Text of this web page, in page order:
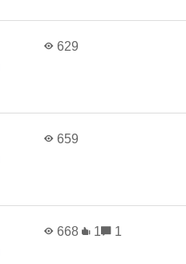
629
659
668 1 1